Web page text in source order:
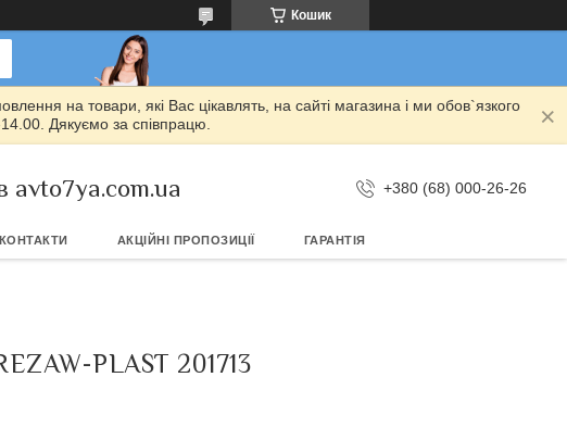
Кошик
на товари, які Вас цікавлять, на сайті магазина і ми обов`язкого
Дякуємо за співпрацю.
avto7ya.com.ua +380 (68) 000-26-26
КОНТАКТИ АКЦІЙНІ ПРОПОЗИЦІЇ ГАРАНТІЯ
PLAST 201713